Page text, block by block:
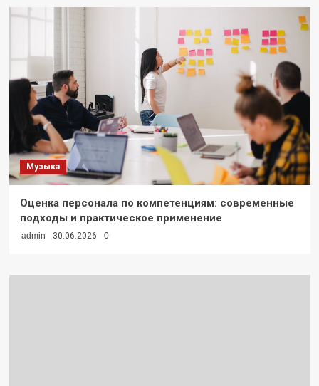
Музыка
Оценка персонала по компетенциям: современные
подходы и практическое применение
admin 30.06.2026 0